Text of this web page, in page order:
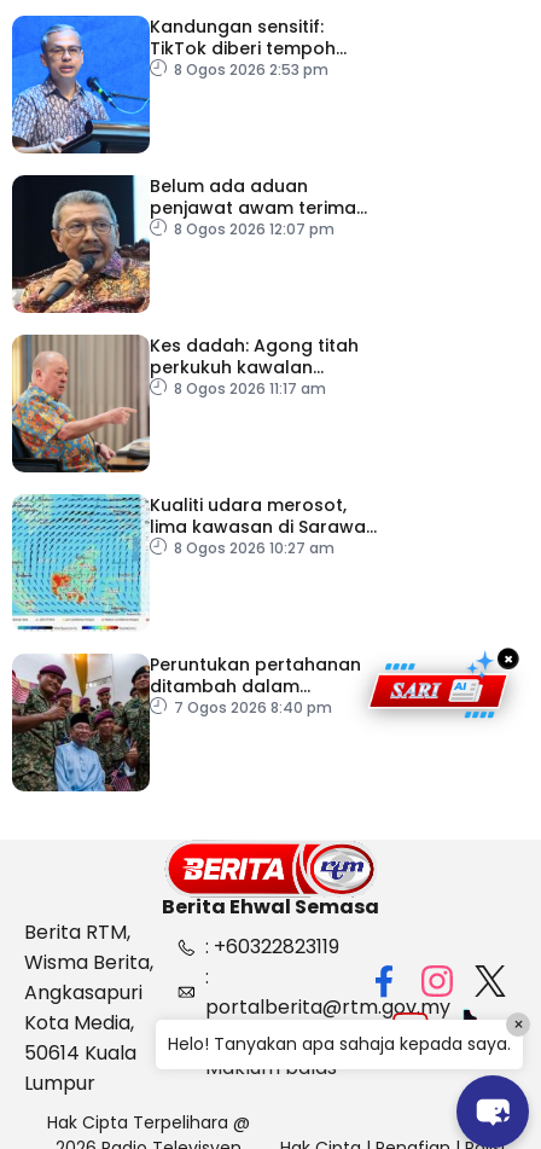
Kandungan sensitif:
TikTok diberi tempoh
perkukuh sistem
8 Ogos 2026 2:53 pm
Belum ada aduan
penjawat awam terima
tekanan daripada ahli
8 Ogos 2026 12:07 pm
Kes dadah: Agong titah
perkukuh kawalan
lapangan terbang, pintu
8 Ogos 2026 11:17 am
Kualiti udara merosot,
lima kawasan di Sarawak
catat IPU tidak sihat
8 Ogos 2026 10:27 am
Peruntukan pertahanan
ditambah dalam
Belanjawan 2027
7 Ogos 2026 8:40 pm
×
Berita Ehwal Semasa
Berita RTM,
Wisma Berita,
Angkasapuri
Kota Media,
50614 Kuala
Lumpur
: +60322823119
:
portalberita@rtm.gov.my
: Aduan &
Maklum balas
Hak Cipta Terpelihara @
Helo! Tanyakan apa sahaja kepada saya.
×